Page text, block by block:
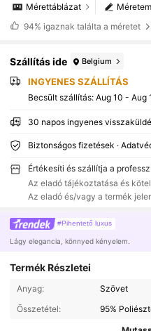
Mérettáblázat
94% igaznak találta a méretet
Szállítás ide Belgium
INGYENES SZÁLLÍTÁS
Becsült szállítás: Aug 10 - Aug
30 napos ingyenes
Biztonságos fizetések ·
Értékesíti és szállítja a
Az eladó tájékoztatása és
Az eladó és/vagy a termék
#Pihentető luxus
Lágy elegancia, könnyed kényelem.
Termék Részletei
Anyag:
Szövet
Összetétel:
95%